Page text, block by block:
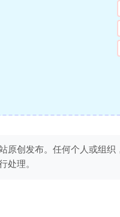
原创发布。任何个人或组
处理。